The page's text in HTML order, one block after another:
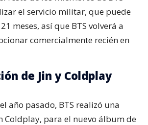
el servicio militar, que puede
meses, así que BTS volverá a
comercialmente recién en
de Jin y Coldplay
año pasado, BTS realizó una
Coldplay, para el nuevo álbum de